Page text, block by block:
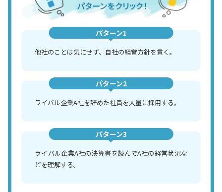
パターン1
他社のことは気にせず、自社の経営方針を貫く。
パターン2
ライバル企業A社を辞めた社員を大量に採用する。
パターン3
ライバル企業A社の決算書を読んでA社の経営状況な
どを理解する。